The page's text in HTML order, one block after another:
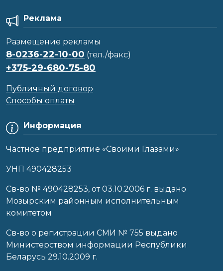
Информация
Частное предприятие «Своими Глазами»
УНП 490428253
Cв-во № 490428253, от 03.10.2006 г. выдано
Мозырским районным исполнительным
комитетом
Св-во о регистрации СМИ № 755 выдано
Министерством информации Республики
Беларусь 29.10.2009 г.
Реклама
Размещение рекламы
8-0236-22-10-00 (тел./факс)
+375-29-680-75-80
Публичный договор
Способы оплаты